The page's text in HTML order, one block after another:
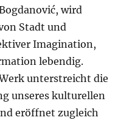
wird
Stadt und
Imagination,
lebendig.
unterstreicht die
unseres kulturellen
eröffnet zugleich